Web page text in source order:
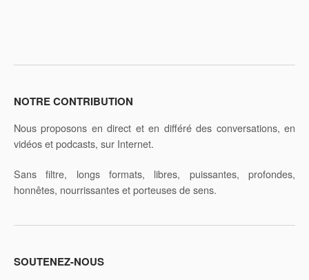
NOTRE CONTRIBUTION
Nous proposons en direct et en différé des conversations, en
vidéos et podcasts, sur Internet.
Sans filtre, longs formats, libres, puissantes, profondes,
honnêtes, nourrissantes et porteuses de sens.
SOUTENEZ-NOUS